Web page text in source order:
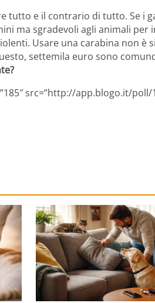
tutto e il contrario di tutto. Se i
ma sgradevoli agli animali per
Usare una carabina non è
settemila euro sono
src=”http://app.blogo.it/poll/